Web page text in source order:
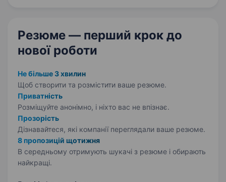
Резюме — перший крок до
нової роботи
Не більше 3 хвилин
Щоб створити та розмістити ваше резюме.
Приватність
Розміщуйте анонімно, і ніхто вас не впізнає.
Прозорість
Дізнавайтеся, які компанії переглядали ваше резюме.
8 пропозицій щотижня
В середньому отримують шукачі з резюме і обирають
найкращі.